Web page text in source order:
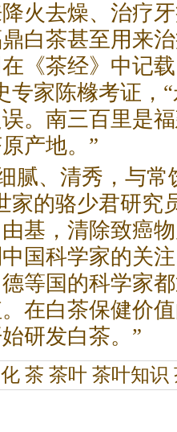
火去燥、治疗
白茶甚至用来
《茶经》中记
专家陈橼考证，
。南三百里是
原产地。”
腻、清秀，与常
家的骆少君研究
基，清除致癌
国科学家的关
等国的科学家
在白茶保健价
研发白茶。”
茶 茶叶 茶叶知识